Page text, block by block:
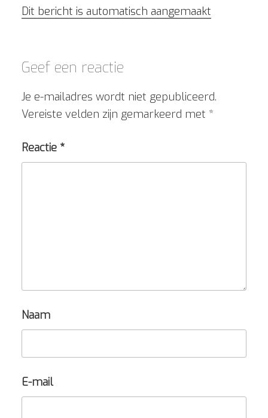
Dit bericht is automatisch aangemaakt
Geef een reactie
Je e-mailadres wordt niet gepubliceerd.
Vereiste velden zijn gemarkeerd met *
Reactie *
Naam
E-mail